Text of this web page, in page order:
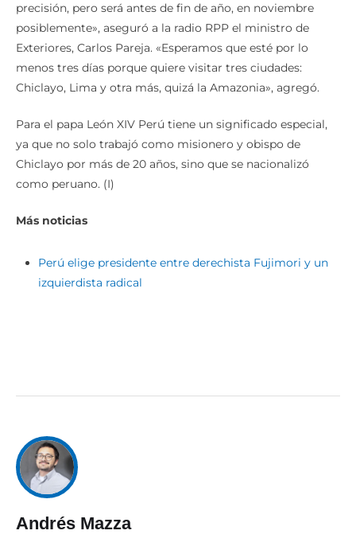
precisión, pero será antes de fin de año, en noviembre
posiblemente», aseguró a la radio RPP el ministro de
Exteriores, Carlos Pareja. «Esperamos que esté por lo
menos tres días porque quiere visitar tres ciudades:
Chiclayo, Lima y otra más, quizá la Amazonia», agregó.
Para el papa León XIV Perú tiene un significado especial,
ya que no solo trabajó como misionero y obispo de
Chiclayo por más de 20 años, sino que se nacionalizó
como peruano. (I)
Más noticias
Perú elige presidente entre derechista Fujimori y un
izquierdista radical
Andrés Mazza